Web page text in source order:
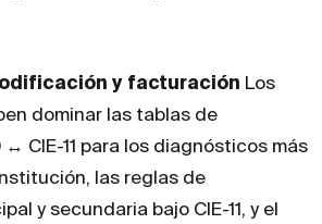
y facturación Los
dominar las tablas de
↔ CIE-11 para los diagnósticos más
las reglas de
y secundaria bajo CIE-11, y el